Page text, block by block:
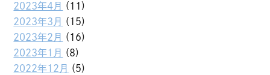
2023年4月
(11)
2023年3月
(15)
2023年2月
(16)
2023年1月
(8)
2022年12月
(5)